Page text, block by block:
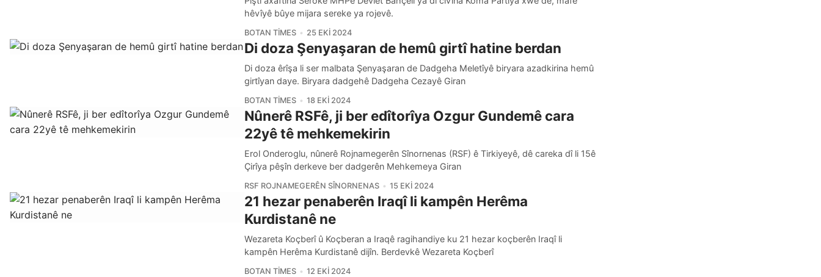
hêvîyê bûye mijara sereke ya rojevê.
BOTAN TIMES 25 EKI 2024
Di doza Şenyaşaran de hemû girtî hatine berdan
Di doza êrîşa li ser malbata Şenyaşaran de Dadgeha Meletîyê biryara azadkirina hemû
girtîyan daye. Biryara dadgehê Dadgeha Cezayê Giran
BOTAN TIMES 18 EKI 2024
Nûnerê RSFê, ji ber edîtorîya Ozgur Gundemê cara
22yê tê mehkemekirin
Erol Onderoglu, nûnerê Rojnamegerên Sînornenas (RSF) ê Tirkiyeyê, dê careka dî li 15ê
Çirîya pêşîn derkeve ber dadgerên Mehkemeya Giran
RSF ROJNAMEGERÊN SÎNORNENAS 15 EKI 2024
21 hezar penaberên Iraqî li kampên Herêma
Kurdistanê ne
Wezareta Koçberî û Koçberan a Iraqê ragihandiye ku 21 hezar koçberên Iraqî li
kampên Herêma Kurdistanê dijîn. Berdevkê Wezareta Koçberî
BOTAN TIMES 12 EKI 2024